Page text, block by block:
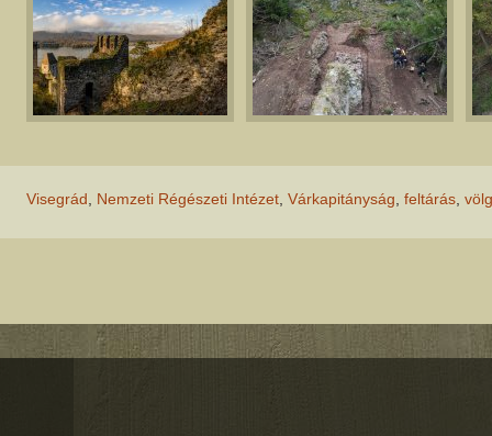
Visegrád, Nemzeti Régészeti Intézet, Várkapitányság, feltárás,